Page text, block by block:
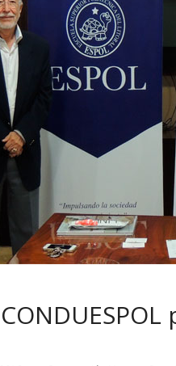
¿Qué puede
vehículo si
varios días